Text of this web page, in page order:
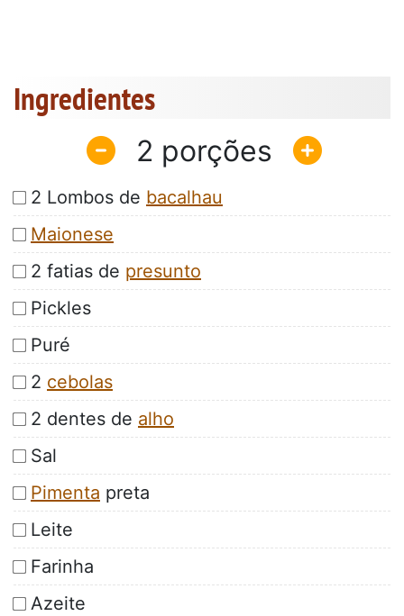
Ingredientes
2
2 Lombos de bacalhau
Maionese
2 fatias de presunto
Pickles
Puré
2 cebolas
2 dentes de alho
Sal
Pimenta preta
Leite
Farinha
Azeite